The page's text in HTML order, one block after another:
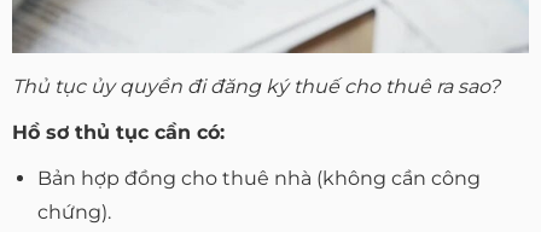
Thủ tục ủy quyền đi đăng ký thuế cho thuê ra sao?
Hồ sơ thủ tục cần có:
Bản hợp đồng cho thuê nhà (không cần công
chứng).